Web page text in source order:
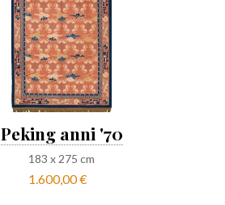
Peking anni '70
183 x 275 cm
1.600,00 €